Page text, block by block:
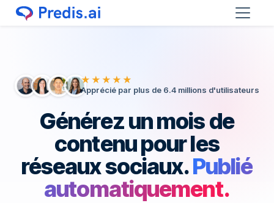
★★★★★
Apprécié par plus de 6.4 millions d'utilisateurs
Générez un mois de
contenu pour les
réseaux sociaux.Publié
automatiquement.